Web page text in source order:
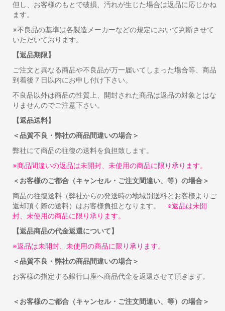
但し、お客様のもとで破損、汚れが生じた場合は返品に応じかね
ます。
※不良品の基準は各製造メーカーなどの規定において判断させて
いただいております。
【返品期限】
ご注文と異なる商品や不良品が万一届いてしまった場合等、商品
到着後７日以内にお申し付け下さい。
不良品以外は商品の性質上、開封された商品は返品の対象とはな
りませんのでご注意下さい。
【返品送料】
＜品質不良・弊社の商品間違いの場合＞
弊社にて商品の往復の送料を負担致します。
※商品間違いの返品は未開封、未使用の商品に限り承ります。
＜お客様のご都合（キャンセル・ご注文間違い、等）の場合＞
商品の往復送料（弊社からの発送時の地域別送料とお客様よりご
返却頂く際の送料）はお客様負担となります。 ※返品は未開
封、未使用の商品に限り承ります。
【返品商品の代金返還について】
※返品は未開封、未使用の商品に限り承ります。
＜品質不良・弊社の商品間違いの場合＞
お客様の指定する銀行口座へ商品代金を返還させて頂きます。
＜お客様のご都合（キャンセル・ご注文間違い、等）の場合＞